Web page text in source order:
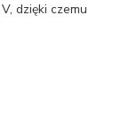
dzięki czemu